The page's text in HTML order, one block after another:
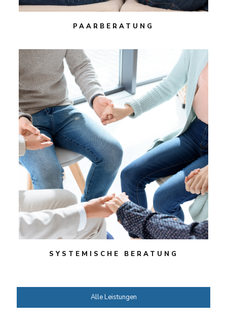
PAARBERATUNG
SYSTEMISCHE BERATUNG
Alle Leistungen